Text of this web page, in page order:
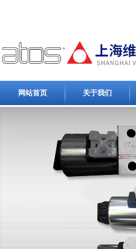
网站首页 关于我们